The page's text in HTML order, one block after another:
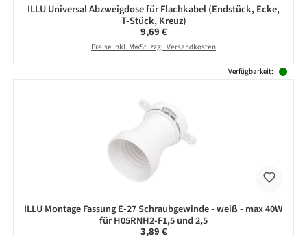
ILLU Universal Abzweigdose für Flachkabel (Endstück, Ecke,
T-Stück, Kreuz)
Regulärer Preis:
9,69 €
Preise inkl. MwSt. zzgl. Versandkosten
Verfügbarkeit:
ILLU Montage Fassung E-27 Schraubgewinde - weiß - max 40W
für H05RNH2-F1,5 und 2,5
Regulärer Preis:
3,89 €